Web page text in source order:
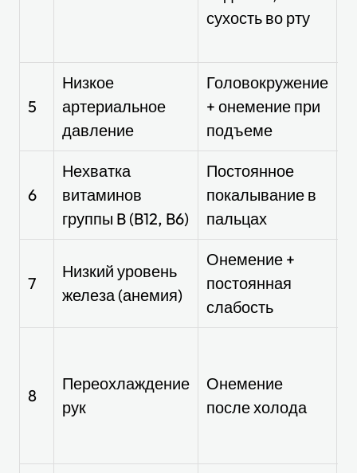
сухость во рту
5
Низкое
артериальное
давление
Головокружение
+ онемение при
подъеме
6
Нехватка
витаминов
группы B (B12, B6)
Постоянное
покалывание в
пальцах
7
Низкий уровень
железа (анемия)
Онемение +
постоянная
слабость
8
Переохлаждение
рук
Онемение
после холода